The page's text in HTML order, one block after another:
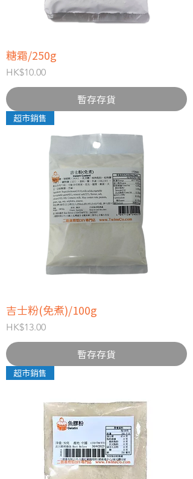
糖霜/250g
價格
HK$10.00
暫存存貨
超市銷售
吉士粉(免煮)/100g
價格
HK$13.00
暫存存貨
超市銷售